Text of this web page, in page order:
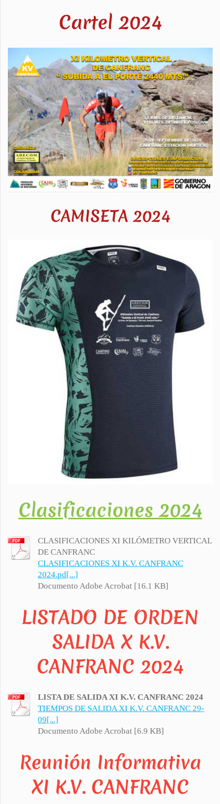
Cartel 2024
CAMISETA 2024
Clasificaciones 2024
CLASIFICACIONES XI KILÓMETRO VERTICAL
DE CANFRANC
CLASIFICACIONES XI K.V. CANFRANC
2024.pd[...]
Documento Adobe Acrobat [16.1 KB]
LISTADO DE ORDEN
SALIDA X K.V.
CANFRANC 2024
LISTA DE SALIDA XI K.V. CANFRANC 2024
TIEMPOS DE SALIDA XI K.V. CANFRANC 29-
09[...]
Documento Adobe Acrobat [6.9 KB]
Reunión Informativa
XI K.V. CANFRANC